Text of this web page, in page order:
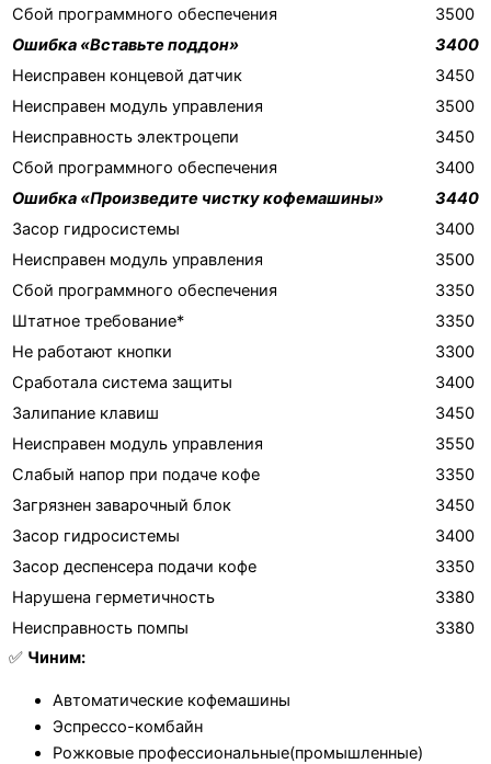
Сбой программного обеспечения
3500
Ошибка «Вставьте поддон»
3400
Неисправен концевой датчик
3450
Неисправен модуль управления
3500
Неисправность электроцепи
3450
Сбой программного обеспечения
3400
Ошибка «Произведите чистку кофемашины»
3440
Засор гидросистемы
3400
Неисправен модуль управления
3500
Сбой программного обеспечения
3350
Штатное требование*
3350
Не работают кнопки
3300
Сработала система защиты
3400
Залипание клавиш
3450
Неисправен модуль управления
3550
Слабый напор при подаче кофе
3350
Загрязнен заварочный блок
3450
Засор гидросистемы
3400
Засор деспенсера подачи кофе
3350
Нарушена герметичность
3380
Неисправность помпы
3380
✅ Чиним:
Автоматические кофемашины
Эспрессо-комбайн
Рожковые профессиональные(промышленные)